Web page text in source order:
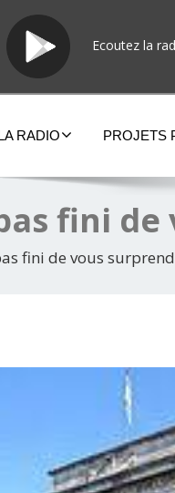
Ecoutez la
RADIO PROJETS
fini
fini de vous